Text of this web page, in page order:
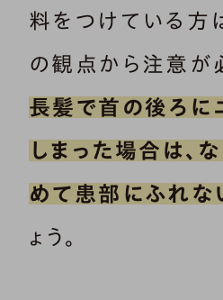
料をつけている方
の観点から注意が
長髪で首の後ろに
しまった場合は、
めて患部にふれな
ょう。